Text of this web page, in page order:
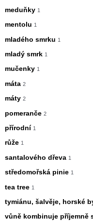
meduňky 1
mentolu 1
mladého smrku 1
mladý smrk 1
mučenky 1
máta 2
máty 2
pomeranče 2
přírodní 1
růže 1
santalového dřeva 1
středomořská pinie 1
tea tree 1
tymiánu, šalvěje, horské
vůně kombinuje příjemně